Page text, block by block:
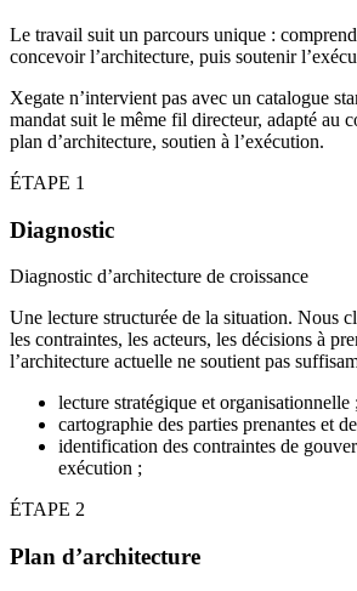
Le travail suit un parcours unique :
concevoir l’architecture, puis soutenir
Xegate n’intervient pas avec un catalogue
mandat suit le même fil directeur, adapté au
plan d’architecture, soutien à l’exécution.
ÉTAPE 1
Diagnostic
Diagnostic d’architecture de croissance
Une lecture structurée de la situation. Nous
les contraintes, les acteurs, les décisions à
l’architecture actuelle ne soutient pas
lecture stratégique et organisationnelle ;
cartographie des parties prenantes et
identification des contraintes de
exécution ;
ÉTAPE 2
Plan d’architecture